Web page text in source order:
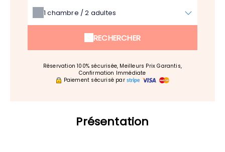
1chambre /2 adultes
RECHERCHER
Réservation 100% sécurisée, Meilleurs Prix Garantis,
Confirmation Immédiate
Paiement sécurisé par
Présentation